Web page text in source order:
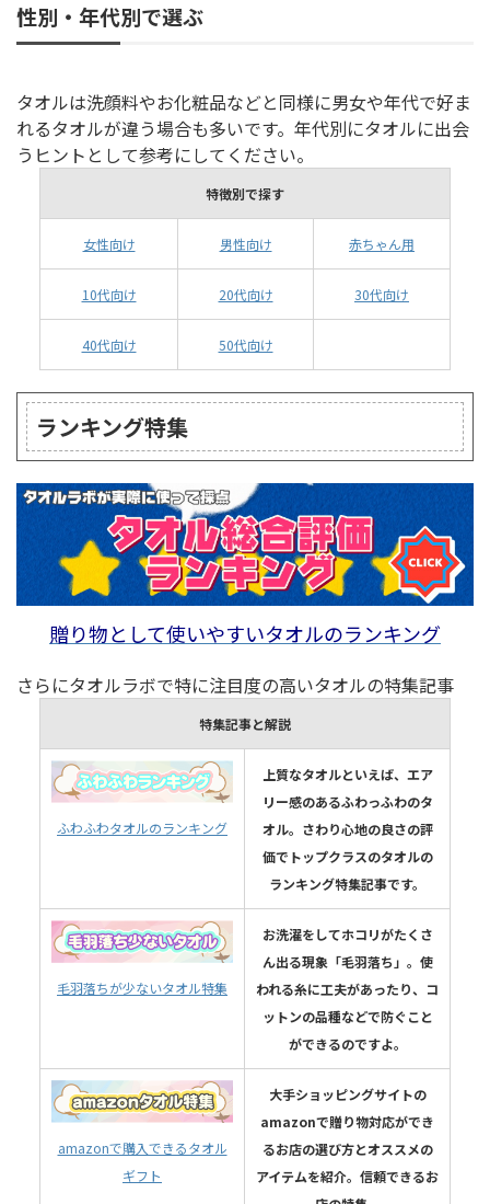
性別・年代別で選ぶ
タオルは洗顔料やお化粧品などと同様に男女や年代で好ま
れるタオルが違う場合も多いです。年代別にタオルに出会
うヒントとして参考にしてください。
特徴別で探す
女性向け 男性向け 赤ちゃん用
10代向け 20代向け 30代向け
40代向け 50代向け
ランキング特集
贈り物として使いやすいタオルのランキング
さらにタオルラボで特に注目度の高いタオルの特集記事
特集記事と解説
ふわふわタオルのランキング
上質なタオルといえば、エア
リー感のあるふわっふわのタ
オル。さわり心地の良さの評
価でトップクラスのタオルの
ランキング特集記事です。
毛羽落ちが少ないタオル特集
お洗濯をしてホコリがたくさ
ん出る現象「毛羽落ち」。使
われる糸に工夫があったり、コ
ットンの品種などで防ぐこと
ができるのですよ。
amazonで購入できるタオル
ギフト
大手ショッピングサイトの
amazonで贈り物対応ができ
るお店の選び方とオススメの
アイテムを紹介。信頼できるお